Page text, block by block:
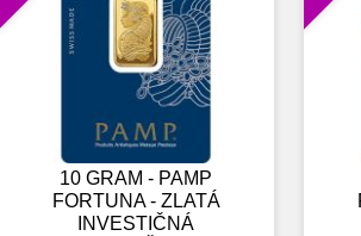
10 GRAM - PAMP
FORTUNA - ZLATÁ
INVESTIČNÁ